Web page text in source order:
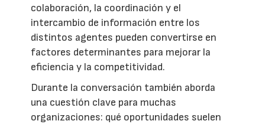
colaboración, la coordinación y el
intercambio de información entre los
distintos agentes pueden convertirse en
factores determinantes para mejorar la
eficiencia y la competitividad.
Durante la conversación también aborda
una cuestión clave para muchas
organizaciones: qué oportunidades suelen